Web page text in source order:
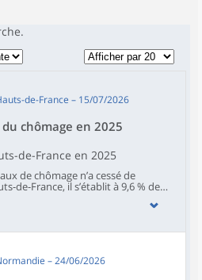
.
de-France – 15/07/2026
chômage en 2025
de-France en 2025
de chômage n’a cessé de
de-France, il s’établit à 9,6 % de
d’année. La région enregistre la
de France métropolitaine et reste
recule en 2025.
– 24/06/2026